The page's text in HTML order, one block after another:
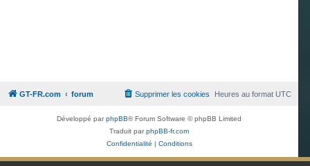
GT-FR.com forum Heures au formatUTC
Supprimer les cookies
Développé parphpBB® Forum Software © phpBB Limited
Traduit parphpBB-fr.com
Confidentialité
Conditions